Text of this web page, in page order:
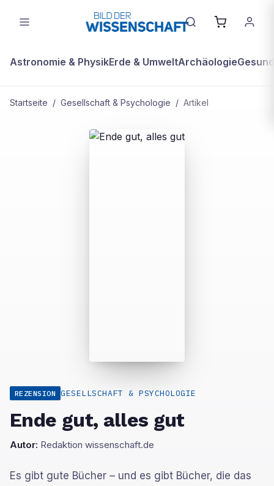
Astronomie & PhysikErde & UmweltArchäologie
Startseite / Gesellschaft & Psychologie / Artikel
REZENSION GESELLSCHAFT & PSYCHOLOGIE
Ende gut, alles gut
Autor: Redaktion wissenschaft.de
Es gibt gute Bücher – und es gibt Bücher, die das